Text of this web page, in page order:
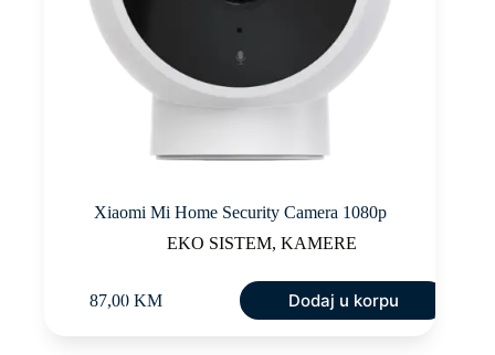
Xiaomi Mi Home Security Camera 1080p
EKO SISTEM,KAMERE
87,00 KM Dodaj u korpu